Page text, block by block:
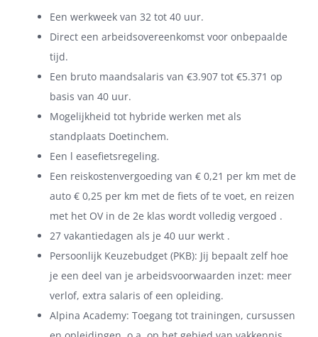
Een werkweek van 32 tot 40 uur.
Direct een arbeidsovereenkomst voor onbepaalde
tijd.
Een bruto maandsalaris van €3.907 tot €5.371 op
basis van 40 uur.
Mogelijkheid tot hybride werken met als
standplaats Doetinchem.
Een l easefietsregeling.
Een reiskostenvergoeding van € 0,21 per km met de
auto € 0,25 per km met de fiets of te voet, en reizen
met het OV in de 2e klas wordt volledig vergoed .
27 vakantiedagen als je 40 uur werkt .
Persoonlijk Keuzebudget (PKB): Jij bepaalt zelf hoe
je een deel van je arbeidsvoorwaarden inzet: meer
verlof, extra salaris of een opleiding.
Alpina Academy: Toegang tot trainingen, cursussen